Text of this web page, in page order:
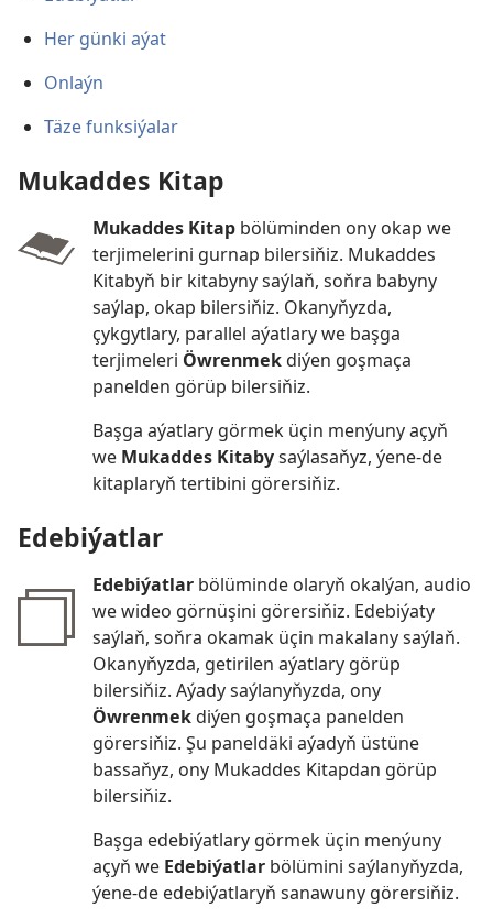
Her günki aýat
Onlaýn
Täze funksiýalar
Mukaddes Kitap
Mukaddes Kitap bölüminden ony okap we
terjimelerini gurnap bilersiňiz. Mukaddes
Kitabyň bir kitabyny saýlaň, soňra babyny
saýlap, okap bilersiňiz. Okanyňyzda,
çykgytlary, parallel aýatlary we başga
terjimeleri Öwrenmekdiýen goşmaça
panelden görüp bilersiňiz.
Başga aýatlary görmek üçin menýuny açyň
we Mukaddes Kitabysaýlasaňyz, ýene-de
kitaplaryň tertibini görersiňiz.
Edebiýatlar
Edebiýatlar bölüminde olaryň okalýan, audio
we wideo görnüşini görersiňiz. Edebiýaty
saýlaň, soňra okamak üçin makalany saýlaň.
Okanyňyzda, getirilen aýatlary görüp
bilersiňiz. Aýady saýlanyňyzda, ony
Öwrenmekdiýen goşmaça panelden
görersiňiz. Şu paneldäki aýadyň üstüne
bassaňyz, ony Mukaddes Kitapdan görüp
bilersiňiz.
Başga edebiýatlary görmek üçin menýuny
açyň we Edebiýatlar bölümini saýlanyňyzda,
ýene-de edebiýatlaryň sanawuny görersiňiz.